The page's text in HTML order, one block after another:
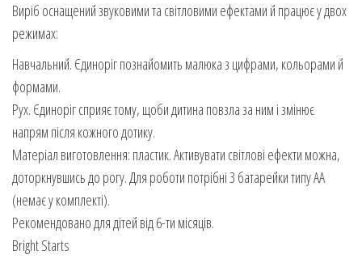
Виріб оснащений звуковими та світловими ефектами й працює у двох
режимах:
Навчальний. Єдиноріг познайомить малюка з цифрами, кольорами й
формами.
Рух. Єдиноріг сприяє тому, щоби дитина повзла за ним і змінює
напрям після кожного дотику.
Матеріал виготовлення: пластик. Активувати світлові ефекти можна,
доторкнувшись до рогу. Для роботи потрібні 3 батарейки типу АА
(немає у комплекті).
Рекомендовано для дітей від 6-ти місяців.
Bright Starts